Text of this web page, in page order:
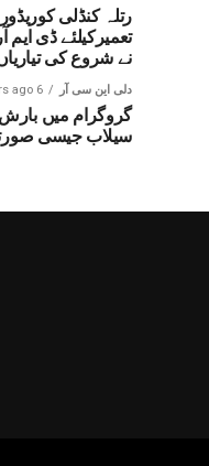
رتلہ کنڈلی
تعمیرکیلئے ڈی
نے شروع کی
دلی این سی آر 6 hours ago
گروگرام میں
سیلاب جیسی